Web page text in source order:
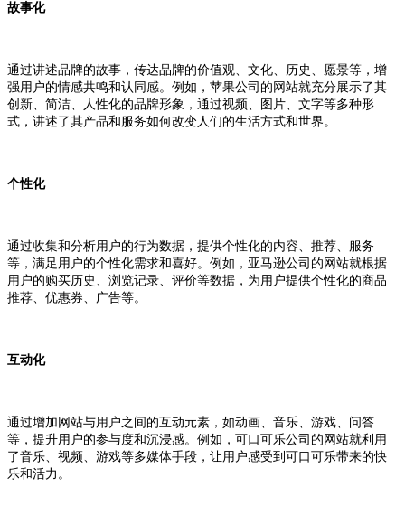
故事化
通过讲述品牌的故事，传达品牌的价值观、文化、历史、愿景等，增
强用户的情感共鸣和认同感。例如，苹果公司的网站就充分展示了其
创新、简洁、人性化的品牌形象，通过视频、图片、文字等多种形
式，讲述了其产品和服务如何改变人们的生活方式和世界。
个性化
通过收集和分析用户的行为数据，提供个性化的内容、推荐、服务
等，满足用户的个性化需求和喜好。例如，亚马逊公司的网站就根据
用户的购买历史、浏览记录、评价等数据，为用户提供个性化的商品
推荐、优惠券、广告等。
互动化
通过增加网站与用户之间的互动元素，如动画、音乐、游戏、问答
等，提升用户的参与度和沉浸感。例如，可口可乐公司的网站就利用
了音乐、视频、游戏等多媒体手段，让用户感受到可口可乐带来的快
乐和活力。